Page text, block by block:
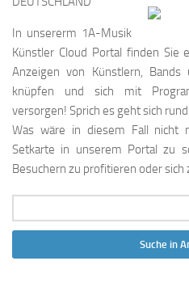
In unsererm 1A-Musik
Künstler Cloud Portal finden Sie
Anzeigen von Künstlern,
knüpfen und sich mit
versorgen! Sprich es geht sich
Was wäre in diesem Fall nicht
Setkarte in unserem Portal zu
Besuchern zu profitieren oder sich
nach: